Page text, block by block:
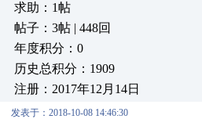
求助：1帖
帖子：3帖 | 448回
年度积分：0
历史总积分：1909
注册：2017年12月14日
发表于：2018-10-08 14:46:30